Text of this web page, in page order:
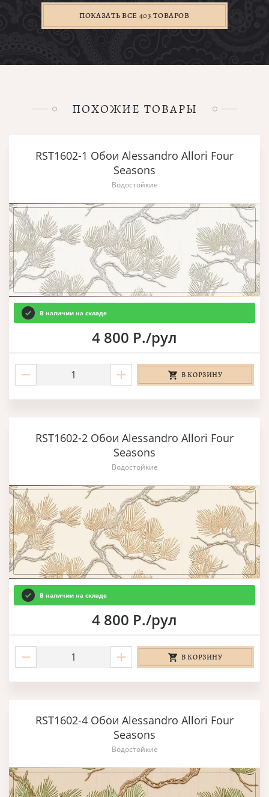
ПОКАЗАТЬ ВСЕ 403 ТОВАРОВ
ПОХОЖИЕ ТОВАРЫ
RST1602-1 Обои Alessandro Allori Four
Seasons
Водостойкие
В наличии на складе
4 800 Р./рул
В КОРЗИНУ
RST1602-2 Обои Alessandro Allori Four
Seasons
Водостойкие
В наличии на складе
4 800 Р./рул
В КОРЗИНУ
RST1602-4 Обои Alessandro Allori Four
Seasons
Водостойкие